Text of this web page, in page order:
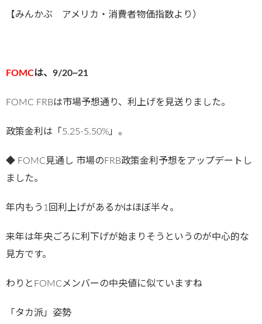
【みんかぶ アメリカ・消費者物価指数より）
FOMCは、9/20~21
FOMC FRBは市場予想通り、利上げを見送りました。
政策金利は「5.25-5.50%」。
◆ FOMC見通し 市場のFRB政策金利予想をアップデートし
ました。
年内もう1回利上げがあるかはほぼ半々。
来年は年央ごろに利下げが始まりそうというのが中心的な
見方です。
わりとFOMCメンバーの中央値に似ていますね
「タカ派」姿勢